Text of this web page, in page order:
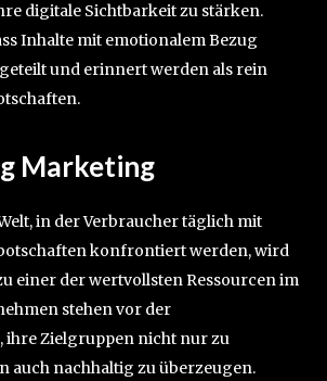
digitale Sichtbarkeit zu stärken.
Inhalte mit emotionalem Bezug
und erinnert werden als rein
Marketing
in der Verbraucher täglich mit
konfrontiert werden, wird
einer der wertvollsten Ressourcen im
stehen vor der
ihre Zielgruppen nicht nur zu
auch nachhaltig zu überzeugen.